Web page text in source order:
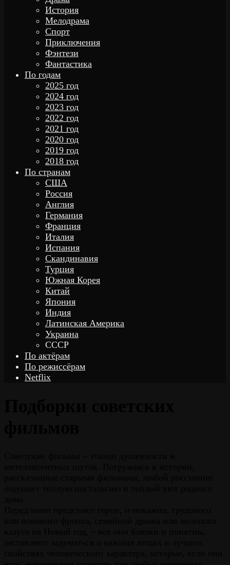
История
Мелодрама
Спорт
Приключения
Фэнтези
Фантастика
По годам
2025 год
2024 год
2023 год
2022 год
2021 год
2020 год
2019 год
2018 год
По странам
США
Россия
Англия
Германия
Франция
Италия
Испания
Скандинавия
Турция
Южная Корея
Китай
Япония
Индия
Латинская Америка
Украина
СССР
По актёрам
По режиссёрам
Netflix